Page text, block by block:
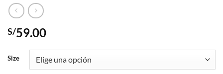
S/59.00
Size